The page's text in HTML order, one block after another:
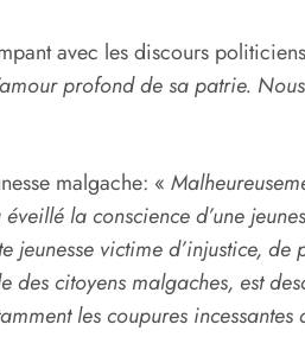
avec les discours
profond de sa patrie.
malgache: «
la conscience d’une
victime d’injustice,
citoyens malgaches, est
les coupures incessantes